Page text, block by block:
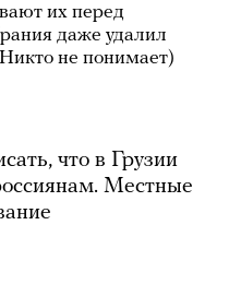
их перед
даже удалил
не понимает)
что в Грузии
Местные